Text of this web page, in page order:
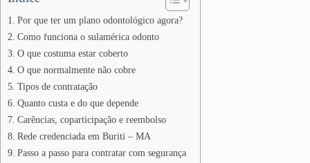
Por que ter um plano odontológico agora?
Como funciona o sulamérica odonto
O que costuma estar coberto
O que normalmente não cobre
Tipos de contratação
Quanto custa e do que depende
Carências, coparticipação e reembolso
Rede credenciada em Buriti – MA
Passo a passo para contratar com segurança